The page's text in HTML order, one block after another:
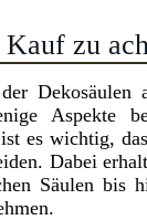
zu
Dekosäulen
Aspekte
es wichtig,
Dabei
Säulen bis